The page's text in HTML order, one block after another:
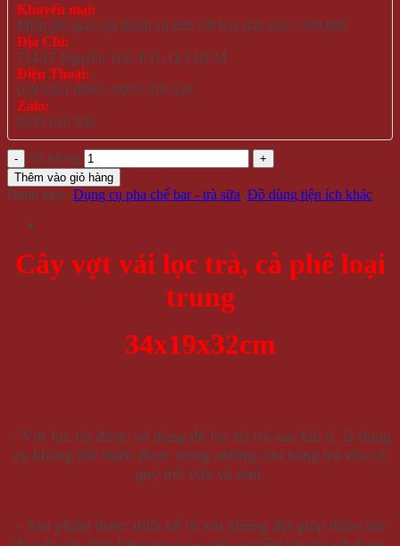
Khuyến mại:
Miễn phí giao nội thành và tỉnh với hoá đơn trên >500.000
Địa Chỉ:
714/17 Nguyễn Trãi, P.11, Q.5 HCM
Điện Thoại:
028 6261 0065 - 0935 616 536
Zalo:
0935 616 536
Số lượng
Thêm vào giỏ hàng
Danh mục: Dụng cụ pha chế bar - trà sữa, Đồ dùng tiện ích khác
Cây vợt vải lọc trà, cà phê loại
trung
34x19x32cm
– Vợt lọc trà được sử dụng để lọc bã trà sau khi ủ, là dụng
cụ không thể thiếu được trong những cửa hàng trà sữa có
quy mô vừa và nhỏ.
– Sản phẩm được thiết kế từ vải không dệt giúp thấm hút